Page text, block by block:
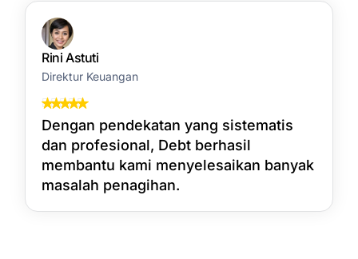
Rini Astuti
Direktur Keuangan
Dengan pendekatan yang sistematis
dan profesional, Debt berhasil
membantu kami menyelesaikan banyak
masalah penagihan.